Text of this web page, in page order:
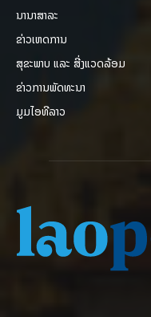
ນານາສາລະ
ຂ່າວເຫດການ
ສຸຂະພາບ ແລະ ສີ່ງແວດລ້ອມ
ຂ່າວການພັດທະນາ
ມູມໄອທີລາວ